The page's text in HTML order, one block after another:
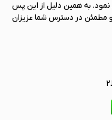
به همین دلیل از این پس
مطمئن در دسترس شما عزیزان